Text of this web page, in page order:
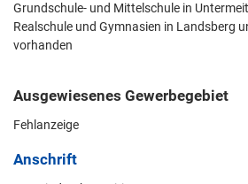
Grundschule- und Mittelschule in
Realschule und Gymnasien in Landsberg
vorhanden
Ausgewiesenes Gewerbegebiet
Fehlanzeige
Anschrift